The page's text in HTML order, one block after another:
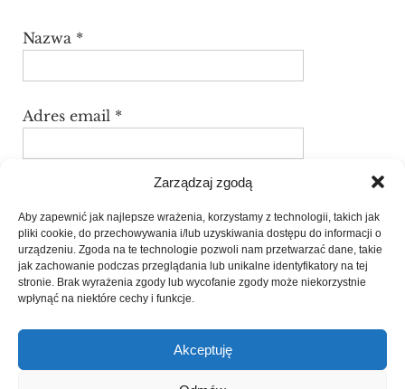
Zarządzaj zgodą
Aby zapewnić jak najlepsze wrażenia, korzystamy z technologii, takich jak
pliki cookie, do przechowywania i/lub uzyskiwania dostępu do informacji o
urządzeniu. Zgoda na te technologie pozwoli nam przetwarzać dane, takie
jak zachowanie podczas przeglądania lub unikalne identyfikatory na tej
stronie. Brak wyrażenia zgody lub wycofanie zgody może niekorzystnie
wpłynąć na niektóre cechy i funkcje.
Akceptuję
Nazwa *
Adres email *
Witryna internetowa
Zapamiętaj moje dane w tej przeglądarce
podczas pisania kolejnych komentarzy.